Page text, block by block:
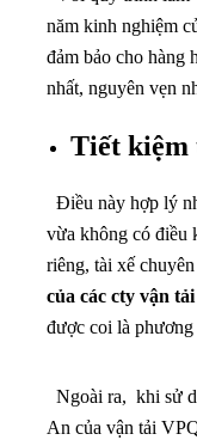
năm kinh nghiệm
đảm bảo cho hàng
nhất, nguyên vẹn
Tiết kiệm
Điều này hợp lý
vừa không có điều
riêng, tài xế
của các cty vận
được coi là phương
Ngoài ra, khi sử
An của vận tải